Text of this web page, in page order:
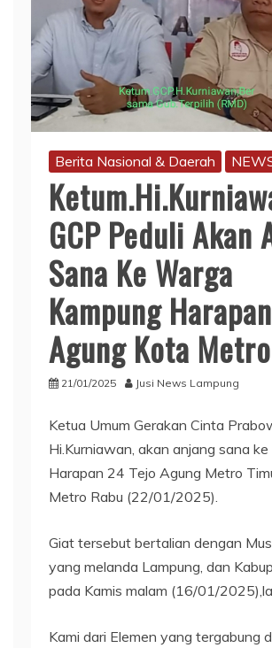
Berita Nasional & Daerah
GCP Peduli Akan
Sana Ke Warga
Kampung
Agung Kota Metro
21/01/2025 Jusi News Lampung
Ketua Umum Gerakan Cinta
Hi.Kurniawan, akan anjang sana ke
Harapan 24 Tejo Agung Metro
Metro Rabu (22/01/2025).
Giat tersebut bertalian dengan
yang melanda Lampung, dan
pada Kamis malam (16/01/
Kami dari Elemen yang tergabung